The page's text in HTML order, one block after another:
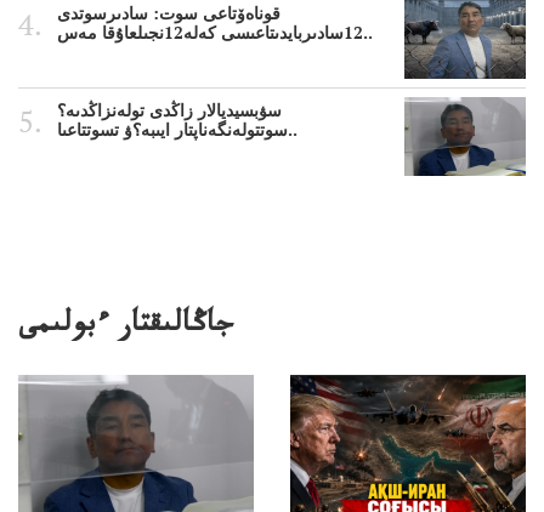
قوناەۆتاعى سوت: سادىرسوتدى
12سادىربايدىتاعىسى كەلە12نجىلعاۇقا مەس..
سۋبسيديالار زاڭدى تولەنزاڭدىە؟
سوتتولەنگەناپتار ايىبە؟ۋ تسوتتاعىا..
جاڭالىقتار ءبولىمى